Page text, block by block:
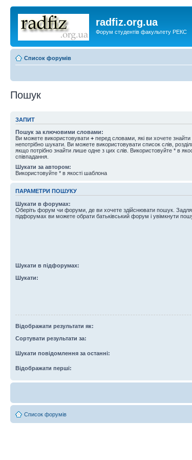
radfiz.org.ua
Форум студентів факультету РЕКС
Список форумів
Пошук
ЗАПИТ
Пошук за ключовими словами:
Ви можете використовувати + перед словами, які ви хочете знайти
непотрібно шукати. Ви можете використовувати список слів,
якщо потрібно знайти лише одне з цих слів. Використовуйте * в
співпадання.
Шукати за автором:
Використовуйте * в якості шаблона
ПАРАМЕТРИ ПОШУКУ
Шукати в форумах:
Оберіть форум чи форуми, де ви хочете здійснювати пошук.
підфорумах ви можете обрати батьківський форум і увімкнути
Шукати в підфорумах:
Шукати:
Відображати результати як:
Сортувати результати за:
Шукати повідомлення за останні:
Відображати перші:
Список форумів